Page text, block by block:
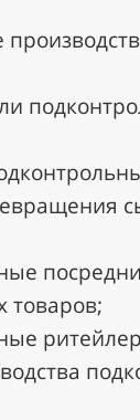
товаров;